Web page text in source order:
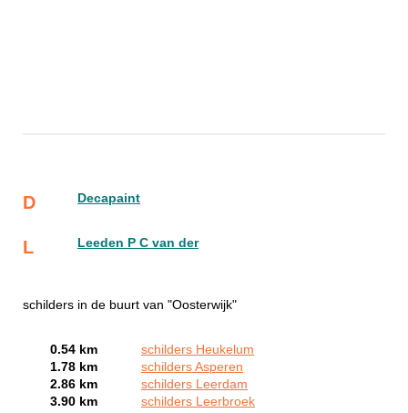
D Decapaint
L Leeden P C van der
schilders in de buurt van "Oosterwijk"
0.54 km
schilders Heukelum
1.78 km
schilders Asperen
2.86 km
schilders Leerdam
3.90 km
schilders Leerbroek